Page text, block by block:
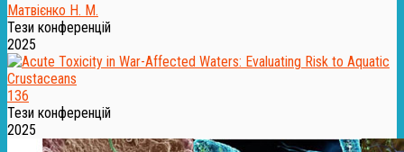
Матвієнко Н. М.
Тези конференцій
2025
136
Тези конференцій
2025